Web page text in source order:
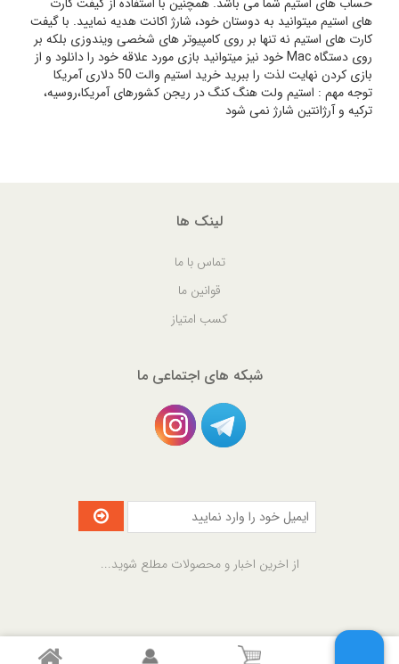
های استیم میتوانید به دوستان خود، شارژ اکانت هدیه نمایید. با گیفت
کارت های استیم نه تنها بر روی کامپیوتر های شخصی ویندوزی بلکه بر
روی دستگاه Mac خود نیز میتوانید بازی مورد علاقه خود را دانلود و از
بازی کردن نهایت لذت را ببرید خرید استیم والت 50 دلاری آمریکا
توجه مهم : استیم ولت هنگ کنگ در ریجن کشورهای آمریکا،روسیه،
ترکیه و آرژانتین شارژ نمی شود
لینک ها
تماس با ما
قوانین ما
کسب امتیاز
شبکه های اجتماعی ما
از اخرین اخبار و محصولات مطلع شوید...